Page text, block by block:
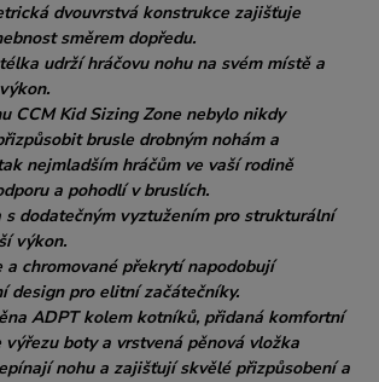
dvouvrstvá konstrukce zajišťuje
směrem dopředu.
udrží hráčovu nohu na svém místě a
CCM Kid Sizing Zone nebylo nikdy
brusle drobným nohám a
nejmladším hráčům ve vaší rodině
a pohodlí v bruslích.
s dodatečným vyztužením pro strukturální
výkon.
a chromované překrytí napodobují
design pro elitní začátečníky.
ADPT kolem kotníků, přidaná komfortní
výřezu boty a vrstvená pěnová vložka
nohu a zajišťují skvělé přizpůsobení a